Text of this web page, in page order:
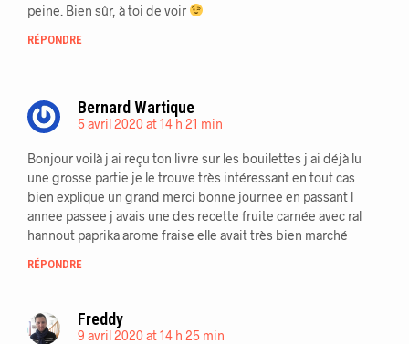
peine. Bien sûr, à toi de voir
RÉPONDRE
Bernard Wartique
5 avril 2020 at 14 h 21 min
Bonjour voilà j ai reçu ton livre sur les bouilettes j ai déjà lu
une grosse partie je le trouve très intéressant en tout cas
bien explique un grand merci bonne journee en passant l
annee passee j avais une des recette fruite carnée avec ral
hannout paprika arome fraise elle avait très bien marché
RÉPONDRE
Freddy
9 avril 2020 at 14 h 25 min